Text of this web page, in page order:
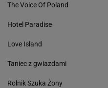
The Voice Of Poland
Hotel Paradise
Love Island
Taniec z gwiazdami
Rolnik Szuka Żony